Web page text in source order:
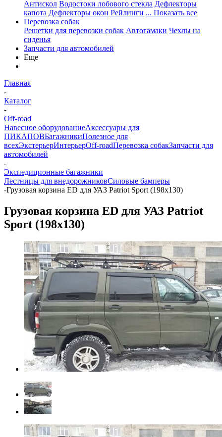
Антискол Водостоки лобового стекла Дефлекторы
капота Дефлекторы окон Рейлинги ... Показать все
Перевозка собак
Решетки для перевозки собак Автогамаки Чехлы на
сиденья
Запчасти для автомобилей
Еще
Главная
-
Каталог
-
Off-road
Навесное оборудованиеАксессуары для
ПИКАПОВБагажникиПолезное для
всехЭкстерьерИнтерьерOff-roadПеревозка собакЗапчасти для
автомобилей
-
Экспедиционные багажники
Лестницы для внедорожниковСиловые бамперы
-Грузовая корзина ED для УАЗ Patriot Sport (198х130)
Грузовая корзина ED для УАЗ Patriot
Sport (198х130)